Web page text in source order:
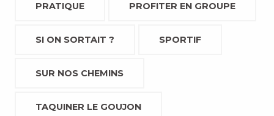
PRATIQUE PROFITER EN GROUPE
SI ON SORTAIT ? SPORTIF
SUR NOS CHEMINS
TAQUINER LE GOUJON